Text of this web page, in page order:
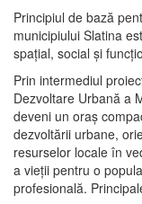
Principiul de bază
municipiului Slatina
spaţial, social şi
Prin intermediul
Dezvoltare Urbană a
deveni un oraş
dezvoltării urbane,
resurselor locale în
a vieţii pentru o
profesională.